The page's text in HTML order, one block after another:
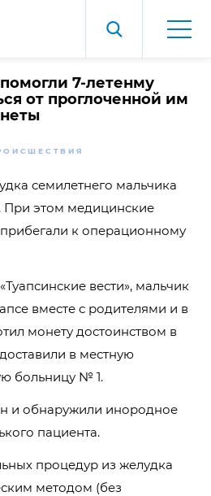
7-летенму
от проглоченной им
семилетнего мальчика
При этом медицинские
к операционному
вести», мальчик
вместе с родителями и в
монету достоинством в
в местную
больницу № 1.
и обнаружили инородное
пациента.
процедур из желудка
методом (без